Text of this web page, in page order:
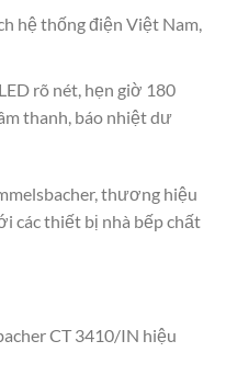
hệ thống điện Việt Nam,
rõ nét, hẹn giờ 180
thanh, báo nhiệt dư
thương hiệu
các thiết bị nhà bếp chất
CT 3410/IN hiệu